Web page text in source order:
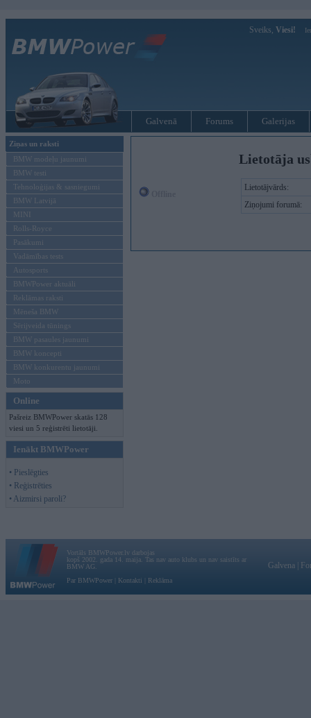
Sveiks, Viesi!
Galvenā Forums Galerijas
Ziņas un raksti
BMW modeļu jaunumi
BMW testi
Tehnoloģijas & sasniegumi
BMW Latvijā
MINI
Rolls-Royce
Pasākumi
Vadāmības tests
Autosports
BMWPower aktuāli
Reklāmas raksti
Mēneša BMW
Sērijveida tūnings
BMW pasaules jaunumi
BMW koncepti
BMW konkurentu jaunumi
Moto
Online
Pašreiz BMWPower skatās 128
viesi un 5 reģistrēti lietotāji.
Ienākt BMWPower
• Pieslēgties
• Reģistrēties
• Aizmirsi paroli?
Lietotāja
Lietotājvārds:
Ziņojumi forumā:
Vortāls BMWPower.lv darbojas
kopš 2002. gada 14. maija. Tas nav auto klubs un nav saistīts ar
BMW AG.
Par BMWPower
Kontakti Reklāma
Galvena